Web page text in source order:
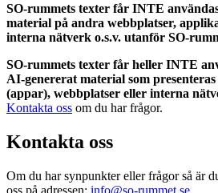
SO-rummets texter får INTE
material på andra webbplatser,
interna nätverk o.s.v. utanför SO-
SO-rummets texter får heller INTE
AI-genererat material som
(appar), webbplatser eller interna
Kontakta oss om du har frågor.
Kontakta oss
Om du har synpunkter eller frågor så är
oss på adressen: info@so-rummet.se